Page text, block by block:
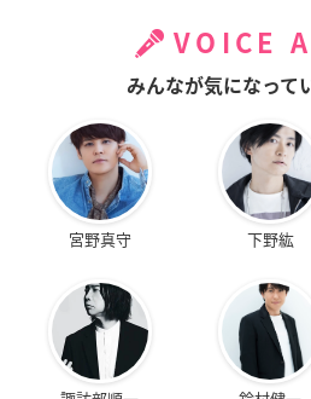
VOICE
みんなが気になって
宮野真守 下野紘